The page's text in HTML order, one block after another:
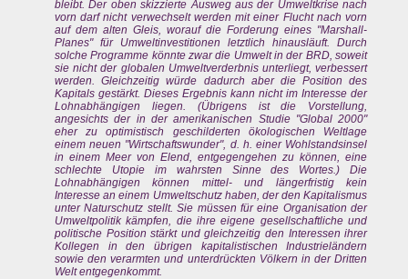
bleibt. Der oben skizzierte Ausweg aus der Umweltkrise nach
vorn darf nicht verwechselt werden mit einer Flucht nach vorn
auf dem alten Gleis, worauf die Forderung eines "Marshall-
Planes" für Umweltinvestitionen letztlich hinausläuft. Durch
solche Programme könnte zwar die Umwelt in der BRD, soweit
sie nicht der globalen Umweltverderbnis unterliegt, verbessert
werden. Gleichzeitig würde dadurch aber die Position des
Kapitals gestärkt. Dieses Ergebnis kann nicht im Interesse der
Lohnabhängigen liegen. (Übrigens ist die Vorstellung,
angesichts der in der amerikanischen Studie "Global 2000"
eher zu optimistisch geschilderten ökologischen Weltlage
einem neuen "Wirtschaftswunder", d. h. einer Wohlstandsinsel
in einem Meer von Elend, entgegengehen zu können, eine
schlechte Utopie im wahrsten Sinne des Wortes.) Die
Lohnabhängigen können mittel- und längerfristig kein
Interesse an einem Umweltschutz haben, der den Kapitalismus
unter Naturschutz stellt. Sie müssen für eine Organisation der
Umweltpolitik kämpfen, die ihre eigene gesellschaftliche und
politische Position stärkt und gleichzeitig den Interessen ihrer
Kollegen in den übrigen kapitalistischen Industrieländern
sowie den verarmten und unterdrückten Völkern in der Dritten
Welt entgegenkommt.